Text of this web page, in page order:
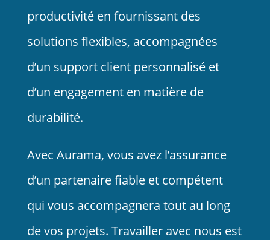
productivité en fournissant des
solutions flexibles, accompagnées
d’un support client personnalisé et
d’un engagement en matière de
durabilité.
Avec Aurama, vous avez l’assurance
d’un partenaire fiable et compétent
qui vous accompagnera tout au long
de vos projets. Travailler avec nous est